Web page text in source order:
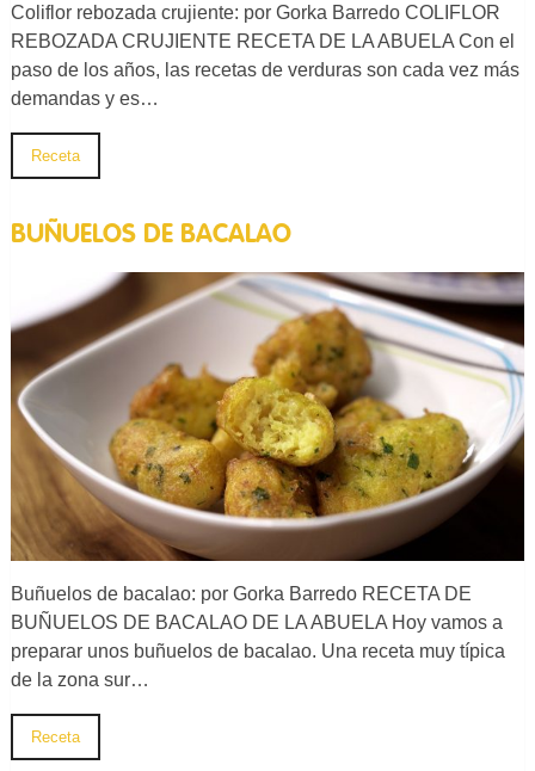
Coliflor rebozada crujiente: por Gorka Barredo COLIFLOR
REBOZADA CRUJIENTE RECETA DE LA ABUELA Con el
paso de los años, las recetas de verduras son cada vez más
demandas y es…
Receta
BUÑUELOS DE BACALAO
Buñuelos de bacalao: por Gorka Barredo RECETA DE
BUÑUELOS DE BACALAO DE LA ABUELA Hoy vamos a
preparar unos buñuelos de bacalao. Una receta muy típica
de la zona sur…
Receta